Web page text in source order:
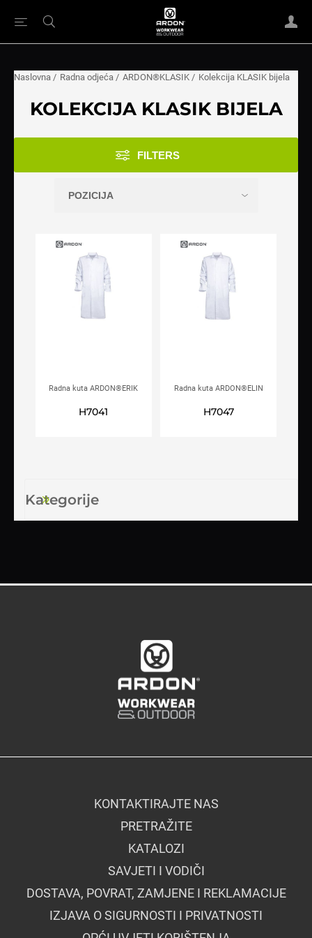
Naslovna / Radna odjeća / ARDON®KLASIK / Kolekcija KLASIK bijela
KOLEKCIJA KLASIK BIJELA
FILTERS
Radna kuta ARDON®ERIK
H7041
Radna kuta ARDON®ELIN
H7047
Kategorije
KONTAKTIRAJTE NAS
PRETRAŽITE
KATALOZI
SAVJETI I VODIČI
DOSTAVA, POVRAT, ZAMJENE I REKLAMACIJE
IZJAVA O SIGURNOSTI I PRIVATNOSTI